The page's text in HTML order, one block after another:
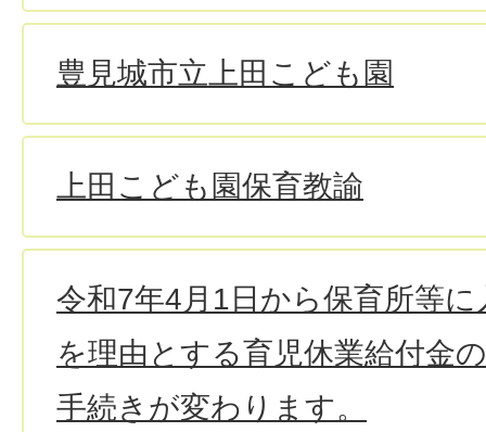
豊見城市立上田こども園
上田こども園保育教諭
令和7年4月1日から保育所等
を理由とする育児休業給付金
手続きが変わります。